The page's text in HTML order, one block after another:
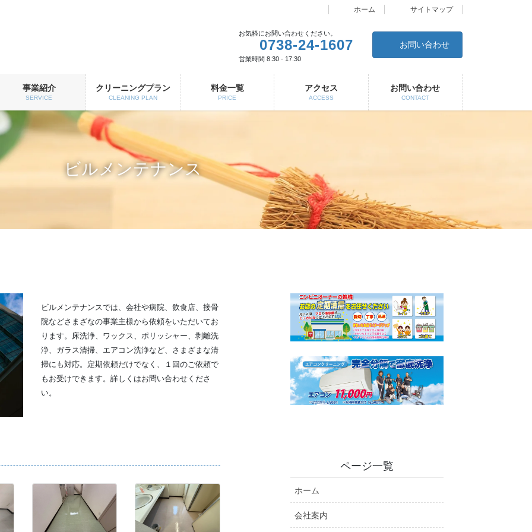
ホーム サイトマップ
お気軽にお問い合わせください。
0738-24-1607
営業時間 8:30 - 17:30
お問い合わせ
事業紹介
SERVICE
クリーニングプラン
CLEANING PLAN
料金一覧
PRICE
アクセス
ACCESS
お問い合わせ
CONTACT
ビルメンテナンス
ビルメンテナンスでは、会社や病院、飲食店、接骨
院などさまざなの事業主様から依頼をいただいてお
ります。床洗浄、ワックス、ポリッシャー、剥離洗
浄、ガラス清掃、エアコン洗浄など、さまざまな清
掃にも対応。定期依頼だけでなく、１回のご依頼で
もお受けできます。詳しくはお問い合わせくださ
い。
ページ一覧
ホーム
会社案内